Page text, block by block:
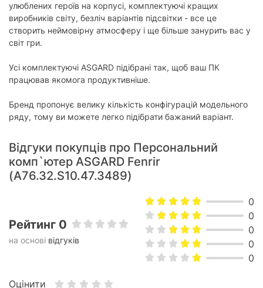
улюблених героїв на корпусі, комплектуючі кращих
виробників світу, безліч варіантів підсвітки - все це
створить неймовірну атмосферу і ще більше занурить вас у
світ гри.
Усі комплектуючі ASGARD підібрані так, щоб ваш ПК
працював якомога продуктивніше.
Бренд пропонує велику кількість конфігурацій модельного
ряду, тому ви можете легко підібрати бажаний варіант.
Відгуки покупців про Персональний
комп`ютер ASGARD Fenrir
(A76.32.S10.47.3489)
Рейтинг 0
на основі відгуків
0
0
0
0
0
Оцінити